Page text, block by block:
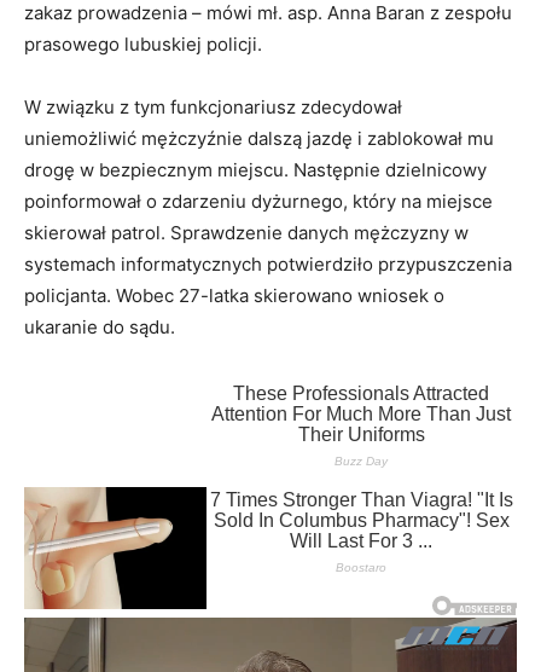
zakaz prowadzenia – mówi mł. asp. Anna Baran z zespołu
prasowego lubuskiej policji.
W związku z tym funkcjonariusz zdecydował
uniemożliwić mężczyźnie dalszą jazdę i zablokował mu
drogę w bezpiecznym miejscu. Następnie dzielnicowy
poinformował o zdarzeniu dyżurnego, który na miejsce
skierował patrol. Sprawdzenie danych mężczyzny w
systemach informatycznych potwierdziło przypuszczenia
policjanta. Wobec 27-latka skierowano wniosek o
ukaranie do sądu.